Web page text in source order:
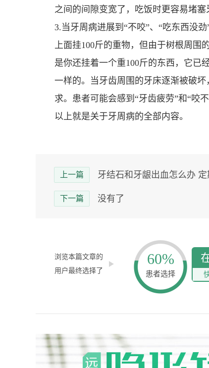
之间的间隙变宽了，吃饭时更容易堵塞
3.当牙周病进展到“不咬”、“吃东西没
上面挂100斤的重物，但由于树根周围
是你还挂着一个重100斤的东西，它已
一样的。当牙齿周围的牙床逐渐被破
求。患者可能会感到“牙齿疲劳”和“咬不
以上就是关于牙周病的全部内容。
上一篇 牙结石和牙龈出血怎么办
下一篇 没有了
浏览本篇文章的
用户最终选择了
60%
患者选择